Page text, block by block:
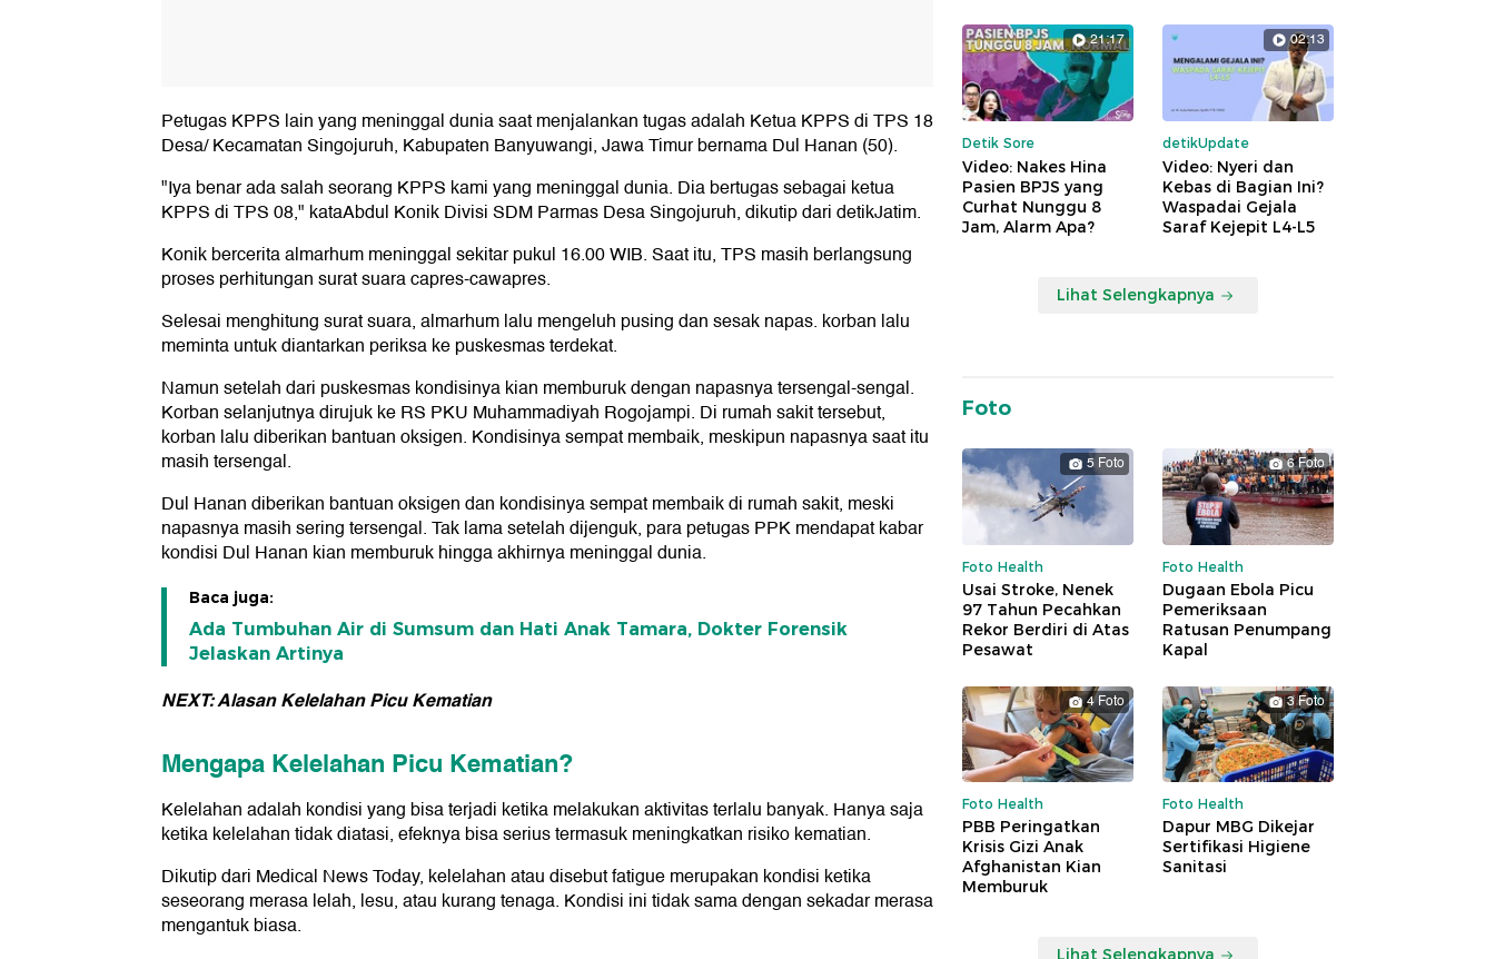
Petugas KPPS lain yang meninggal dunia saat menjalankan tugas adalah Ketua KPPS di TPS 18
Desa/ Kecamatan Singojuruh, Kabupaten Banyuwangi, Jawa Timur bernama Dul Hanan (50).
"Iya benar ada salah seorang KPPS kami yang meninggal dunia. Dia bertugas sebagai ketua
KPPS di TPS 08," kataAbdul Konik Divisi SDM Parmas Desa Singojuruh, dikutip dari detikJatim.
Konik bercerita almarhum meninggal sekitar pukul 16.00 WIB. Saat itu, TPS masih berlangsung
proses perhitungan surat suara capres-cawapres.
Selesai menghitung surat suara, almarhum lalu mengeluh pusing dan sesak napas. korban lalu
meminta untuk diantarkan periksa ke puskesmas terdekat.
Namun setelah dari puskesmas kondisinya kian memburuk dengan napasnya tersengal-sengal.
Korban selanjutnya dirujuk ke RS PKU Muhammadiyah Rogojampi. Di rumah sakit tersebut,
korban lalu diberikan bantuan oksigen. Kondisinya sempat membaik, meskipun napasnya saat itu
masih tersengal.
Dul Hanan diberikan bantuan oksigen dan kondisinya sempat membaik di rumah sakit, meski
napasnya masih sering tersengal. Tak lama setelah dijenguk, para petugas PPK mendapat kabar
kondisi Dul Hanan kian memburuk hingga akhirnya meninggal dunia.
Baca juga:
Ada Tumbuhan Air di Sumsum dan Hati Anak Tamara, Dokter Forensik
Jelaskan Artinya
NEXT: Alasan Kelelahan Picu Kematian
Mengapa Kelelahan Picu Kematian?
Kelelahan adalah kondisi yang bisa terjadi ketika melakukan aktivitas terlalu banyak. Hanya saja
ketika kelelahan tidak diatasi, efeknya bisa serius termasuk meningkatkan risiko kematian.
Dikutip dari Medical News Today, kelelahan atau disebut fatigue merupakan kondisi ketika
seseorang merasa lelah, lesu, atau kurang tenaga. Kondisi ini tidak sama dengan sekadar merasa
mengantuk biasa.
21:17
Detik Sore
Video: Nakes Hina
Pasien BPJS yang
Curhat Nunggu 8
Jam, Alarm Apa?
02:13
detikUpdate
Video: Nyeri dan
Kebas di Bagian Ini?
Waspadai Gejala
Saraf Kejepit L4-L5
Lihat Selengkapnya
Foto
5 Foto
Foto Health
Usai Stroke, Nenek
97 Tahun Pecahkan
Rekor Berdiri di Atas
Pesawat
6 Foto
Foto Health
Dugaan Ebola Picu
Pemeriksaan
Ratusan Penumpang
Kapal
4 Foto
Foto Health
PBB Peringatkan
Krisis Gizi Anak
Afghanistan Kian
Memburuk
3 Foto
Foto Health
Dapur MBG Dikejar
Sertifikasi Higiene
Sanitasi
Lihat Selengkapnya